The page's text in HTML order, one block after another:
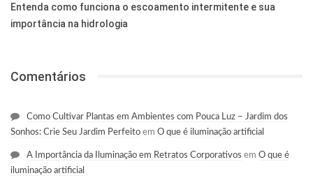
Entenda como funciona o escoamento intermitente e sua
importância na hidrologia
Comentários
Como Cultivar Plantas em Ambientes com Pouca Luz – Jardim dos
Sonhos: Crie Seu Jardim Perfeito em O que é iluminação artificial
A Importância da Iluminação em Retratos Corporativos em O que é
iluminação artificial